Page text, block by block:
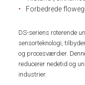
Forbedrede
DS-seriens roterende
sensorteknologi,
og procesværdier.
reducerer nedetid og
industrier.